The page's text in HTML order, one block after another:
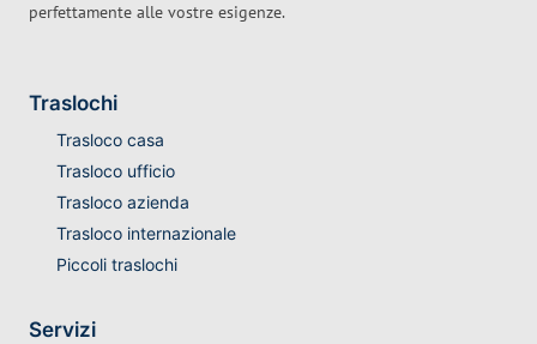
perfettamente alle vostre esigenze.
Traslochi
Trasloco casa
Trasloco ufficio
Trasloco azienda
Trasloco internazionale
Piccoli traslochi
Servizi